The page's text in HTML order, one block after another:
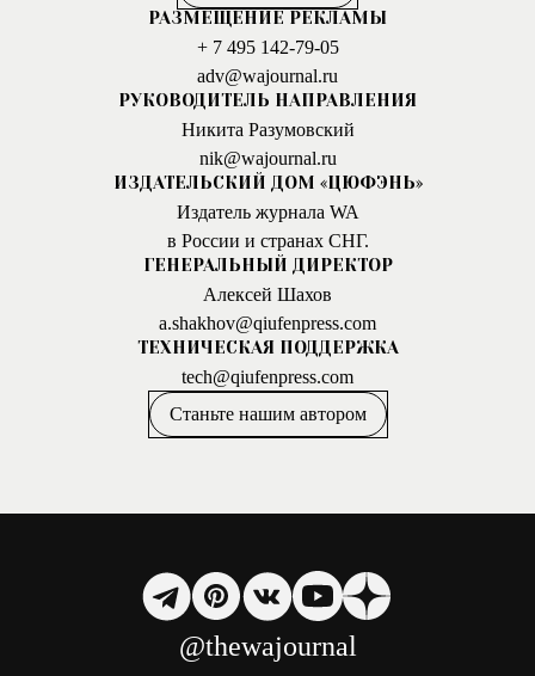
РАЗМЕЩЕНИЕ РЕКЛАМЫ
+ 7 495 142-79-05
adv@wajournal.ru
РУКОВОДИТЕЛЬ НАПРАВЛЕНИЯ
Никита Разумовский
nik@wajournal.ru
ИЗДАТЕЛЬСКИЙ ДОМ «ЦЮФЭНЬ»
Издатель журнала WA
в России и странах СНГ.
ГЕНЕРАЛЬНЫЙ ДИРЕКТОР
Алексей Шахов
a.shakhov@qiufenpress.com
ТЕХНИЧЕСКАЯ ПОДДЕРЖКА
tech@qiufenpress.com
Станьте нашим автором
@thewajournal